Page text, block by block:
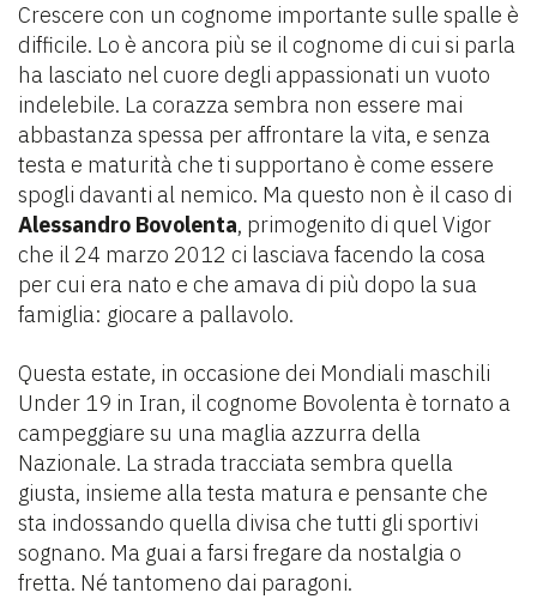
Crescere con un cognome importante sulle spalle è
difficile. Lo è ancora più se il cognome di cui si parla
ha lasciato nel cuore degli appassionati un vuoto
indelebile. La corazza sembra non essere mai
abbastanza spessa per affrontare la vita, e senza
testa e maturità che ti supportano è come essere
spogli davanti al nemico. Ma questo non è il caso di
Alessandro Bovolenta, primogenito di quel Vigor
che il 24 marzo 2012 ci lasciava facendo la cosa
per cui era nato e che amava di più dopo la sua
famiglia: giocare a pallavolo.
Questa estate, in occasione dei Mondiali maschili
Under 19 in Iran, il cognome Bovolenta è tornato a
campeggiare su una maglia azzurra della
Nazionale. La strada tracciata sembra quella
giusta, insieme alla testa matura e pensante che
sta indossando quella divisa che tutti gli sportivi
sognano. Ma guai a farsi fregare da nostalgia o
fretta. Né tantomeno dai paragoni.